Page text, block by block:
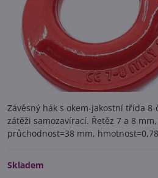
Závěsný hák s okem-jakostní třída
zátěži samozavírací. Řetěz 7 a 8
průchodnost=38 mm,
Skladem